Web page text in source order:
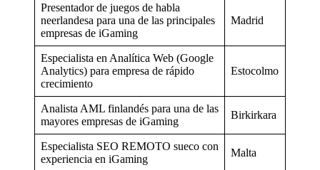
Presentador de juegos de habla
neerlandesa para una de las principales
empresas de iGaming
Madrid
Especialista en Analítica Web (Google
Analytics) para empresa de rápido
crecimiento
Estocolmo
Analista AML finlandés para una de las
mayores empresas de iGaming
Birkirkara
Especialista SEO REMOTO sueco con
experiencia en iGaming
Malta